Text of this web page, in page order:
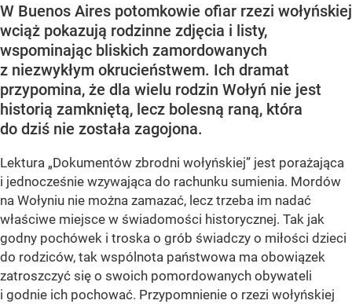
W Buenos Aires potomkowie ofiar rzezi wołyńskiej
wciąż pokazują rodzinne zdjęcia i listy,
wspominając bliskich zamordowanych
z niezwykłym okrucieństwem. Ich dramat
przypomina, że dla wielu rodzin Wołyń nie jest
historią zamkniętą, lecz bolesną raną, która
do dziś nie została zagojona.
Lektura „Dokumentów zbrodni wołyńskiej” jest porażająca
i jednocześnie wzywająca do rachunku sumienia. Mordów
na Wołyniu nie można zamazać, lecz trzeba im nadać
właściwe miejsce w świadomości historycznej. Tak jak
godny pochówek i troska o grób świadczy o miłości dzieci
do rodziców, tak wspólnota państwowa ma obowiązek
zatroszczyć się o swoich pomordowanych obywateli
i godnie ich pochować. Przypomnienie o rzezi wołyńskiej